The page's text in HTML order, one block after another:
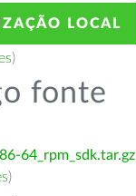
LOCAL
)
fonte
64_rpm_sdk.tar.gz
)